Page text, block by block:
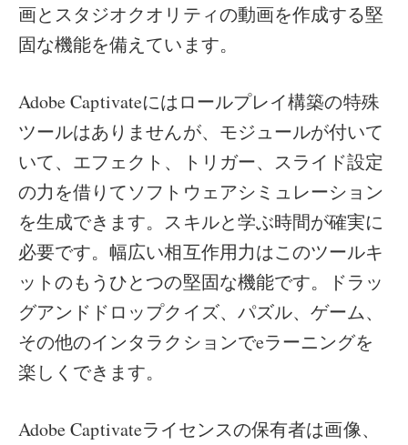
画とスタジオクオリティの動画を作成する堅
固な機能を備えています。
Adobe Captivateにはロールプレイ構築の特殊
ツールはありませんが、モジュールが付いて
いて、エフェクト、トリガー、スライド設定
の力を借りてソフトウェアシミュレーション
を生成できます。スキルと学ぶ時間が確実に
必要です。幅広い相互作用力はこのツールキ
ットのもうひとつの堅固な機能です。ドラッ
グアンドドロップクイズ、パズル、ゲーム、
その他のインタラクションでeラーニングを
楽しくできます。
Adobe Captivateライセンスの保有者は画像、